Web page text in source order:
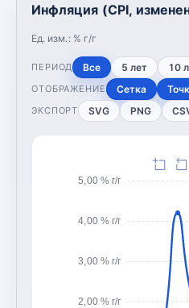
Инфляция (CPI,
Ед. изм.: % г/г
ПЕРИОД Все 5 лет 10
ОТОБРАЖЕНИЕ Сетка
ЭКСПОРТ SVG PNG
2,00 % г/г
3,00 % г/г
4,00 % г/г
5,00 % г/г